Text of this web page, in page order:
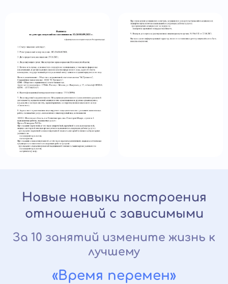
Новые навыки построения
отношений с зависимыми
За 10 занятий измените жизнь к
лучшему
«Время перемен»